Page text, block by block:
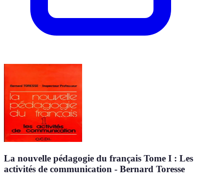
La nouvelle pédagogie du français Tome I : Les
activités de communication - Bernard Toresse